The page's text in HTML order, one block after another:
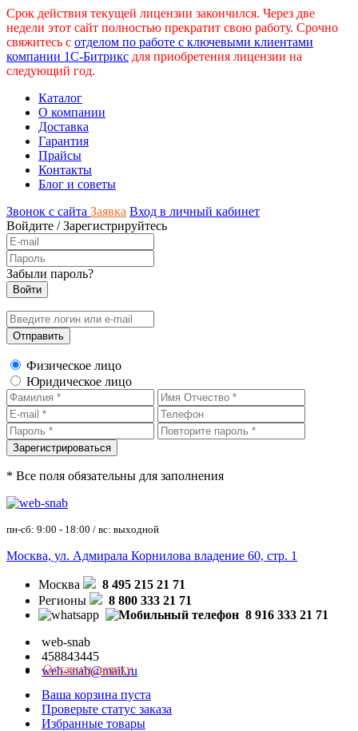
Срок действия текущей лицензии закончился. Через две
недели этот сайт полностью прекратит свою работу. Срочно
свяжитесь с отделом по работе с ключевыми клиентами
компании 1С-Битрикс для приобретения лицензии на
следующий год.
Каталог
О компании
Доставка
Гарантия
Прайсы
Контакты
Блог и советы
Звонок с сайта Заявка Вход в личный кабинет
Войдите /Зарегистрируйтесь
Забыли пароль?
Физическое лицо
Юридическое лицо
* Все поля обязательны для заполнения
пн-сб: 9:00 - 18:00 / вс: выходной
Москва, ул. Адмирала Корнилова владение 60, стр. 1
Москва
8 495 215 21 71
Регионы
8 800 333 21 71
8 916 333 21 71
web-snab
458843445
web-snab@mail.ru
Оставить заявку
Ваша корзина пуста
Проверьте статус заказа
Избранные товары